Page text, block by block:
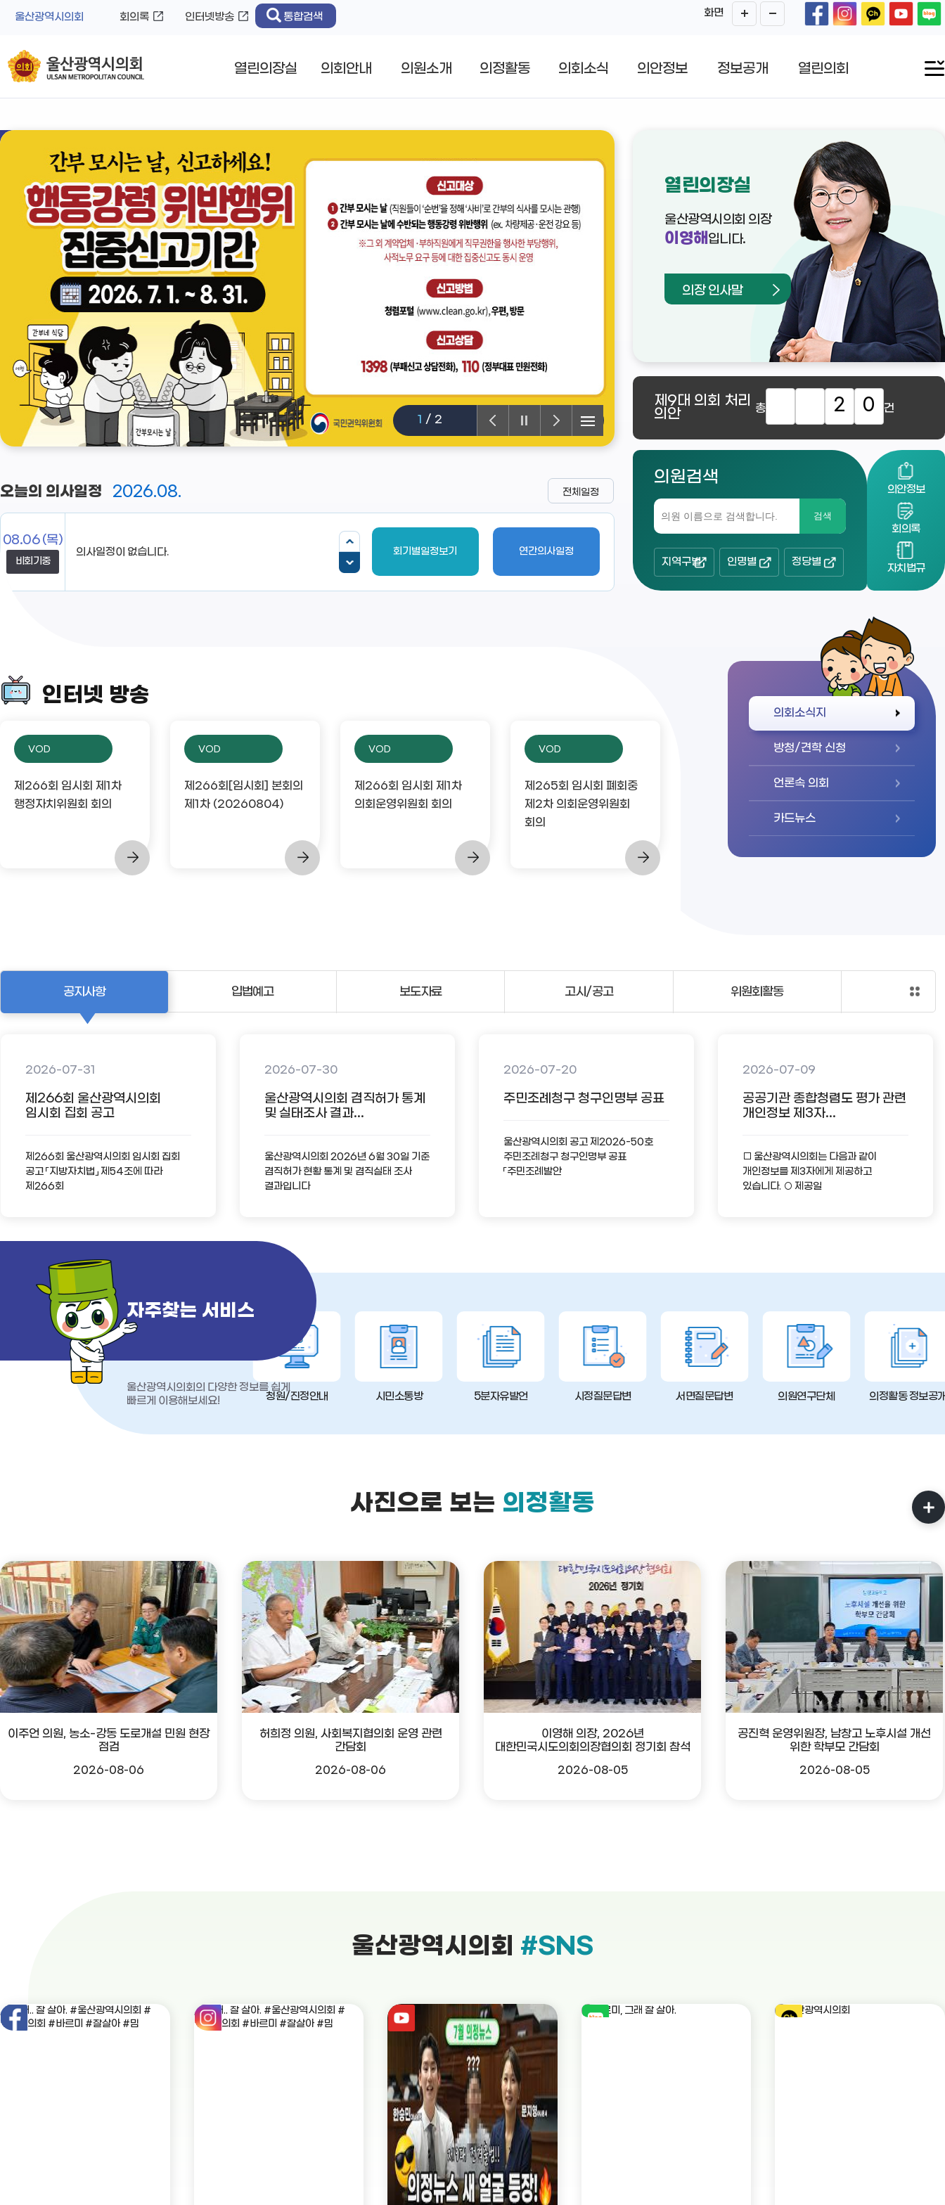
울산광역시의회 회의록 인터넷방송 통합검색 화면
열린의장실 의회안내 의원소개 의정활동 의회소식 의안정보 정보공개 열린의회
1 / 2
열린의장실
울산광역시의회 의장
이영해 입니다.
의장 인사말
제9대 의회 처리
의안 총 2 0 건
오늘의 의사일정 2026.08.
08.06 (목)
비회기중
의사일정이 없습니다. 회기별일정보기 연간의사일정
전체일정
의원검색
검색
지역구별 인명별 정당별
의안정보
회의록
자치법규
인터넷 방송
VOD
제266회 임시회 제1차
행정자치위원회 회의
VOD
제266회[임시회] 본회의
제1차 (20260804)
VOD
제266회 임시회 제1차
의회운영위원회 회의
VOD
제265회 임시회 폐회중
제2차 의회운영위원회
회의
의회소식지
방청/견학 신청
언론속 의회
카드뉴스
공지사항
2026-07-31
제266회 울산광역시의회
임시회 집회 공고
제266회 울산광역시의회 임시회 집회
공고 「지방자치법」 제54조에 따라
제266회
2026-07-30
울산광역시의회 겸직허가 통계
및 실태조사 결과...
울산광역시의회 2026년 6월 30일 기준
겸직허가 현황 통계 및 겸직실태 조사
결과입니다
2026-07-20
주민조례청구 청구인명부 공표
울산광역시의회 공고 제2026-50호
주민조례청구 청구인명부 공표
「주민조례발안
2026-07-09
공공기관 종합청렴도 평가 관련
개인정보 제3자...
□ 울산광역시의회는 다음과 같이
개인정보를 제3자에게 제공하고
있습니다. ○ 제공일
입법예고 보도자료 고시/공고 위원회활동
자주찾는 서비스
울산광역시의회의 다양한 정보를 쉽게
빠르게 이용해보세요!
청원/진정안내 시민소통방 5분자유발언 시정질문답변 서면질문답변 의원연구단체 의정활동 정보공
사진으로 보는 의정활동
이주언 의원, 농소-강동 도로개설 민원 현장
점검
2026-08-06
허희정 의원, 사회복지협의회 운영 관련
간담회
2026-08-06
이영해 의장, 2026년
대한민국시도의회의장협의회 정기회 참석
2026-08-05
공진혁 운영위원장, 남창고 노후시설 개선
위한 학부모 간담회
2026-08-05
울산광역시의회 #SNS